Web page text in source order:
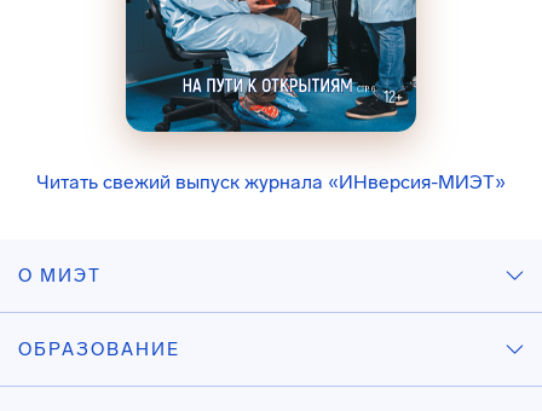
Читать свежий выпуск журнала «ИНверсия-МИЭТ»
О МИЭТ
ОБРАЗОВАНИЕ